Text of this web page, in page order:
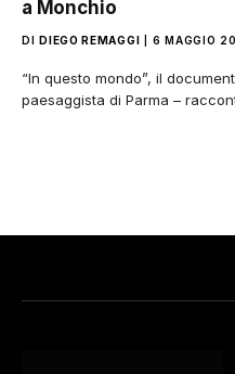
a Monchio
DI DIEGO REMAGGI 6 MAGGIO
“In questo mondo”, il
paesaggista di Parma –